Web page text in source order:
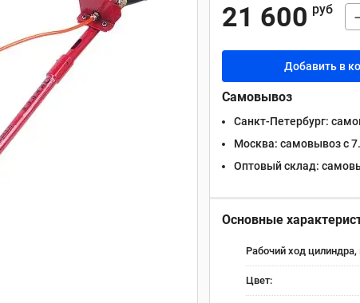
21 600 руб
Добавить в
Самовывоз
Санкт-Петербург:
Москва: самовывоз с
Оптовый склад:
Основные
Рабочий ход
Цвет: